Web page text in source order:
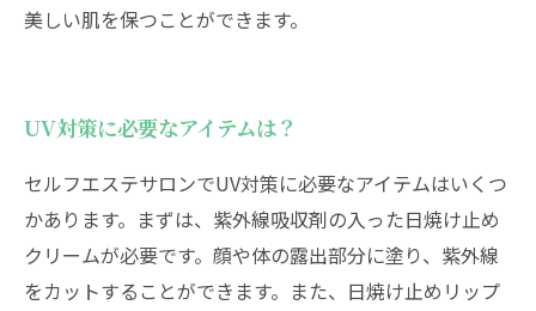
美しい肌を保つことができます。
UV対策に必要なアイテムは？
セルフエステサロンでUV対策に必要なアイテムはいくつ
かあります。まずは、紫外線吸収剤の入った日焼け止め
クリームが必要です。顔や体の露出部分に塗り、紫外線
をカットすることができます。また、日焼け止めリップ